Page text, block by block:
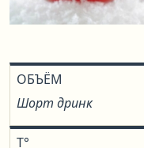
ОБЪЁМ
Шорт дринк
T°